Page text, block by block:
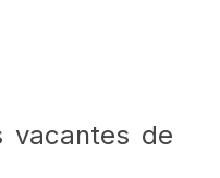
vacantes de